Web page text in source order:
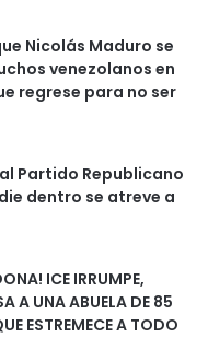
Nicolás Maduro se
venezolanos en
regrese para no ser
Partido Republicano
dentro se atreve a
ICE IRRUMPE,
A UNA ABUELA DE 85
ESTREMECE A TODO